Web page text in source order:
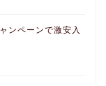
ンペーンで激安入